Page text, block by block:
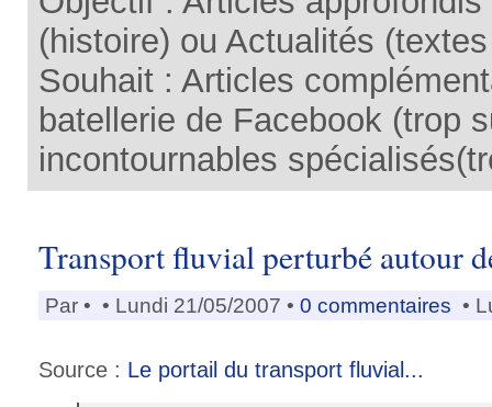
(histoire) ou Actualités
Souhait : Articles
batellerie de Facebook (trop
incontournables
Transport fluvial perturbé autour
Par • • Lundi 21/05/2007 • 0 commentaires •
Source : Le portail du transport fluvial...